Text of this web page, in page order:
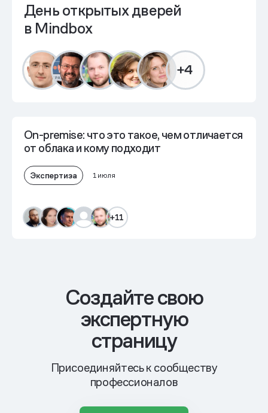
День открытых дверей
в Mindbox
+4
On-premise: что это такое, чем отличается
от облака и кому подходит
Экспертиза 1 июля
+11
Cоздайте свою
экспертную
страницу
Присоединяйтесь к сообществу
профессионалов